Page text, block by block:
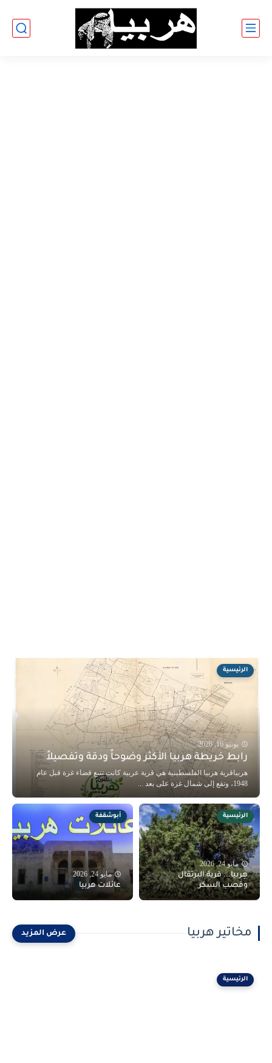
الرئيسية
يونيو 16, 2026
رابط خريطة هربيا الأكثر وضوحاً ودقة وتفصيلاً
هربياقرية هربيا الفلسطينية هي قرية عربية كانت تتبع قضاء غزة قبل عام
1948، وتقع إلى شمال غزة على بعد ...
الرئيسية
مايو 24, 2026
هِربيا... قرية البرتقال
وقصب السكر
أبوشقفة
مايو 24, 2026
عائلات هربيا
مخاتير هربيا
الرئيسية